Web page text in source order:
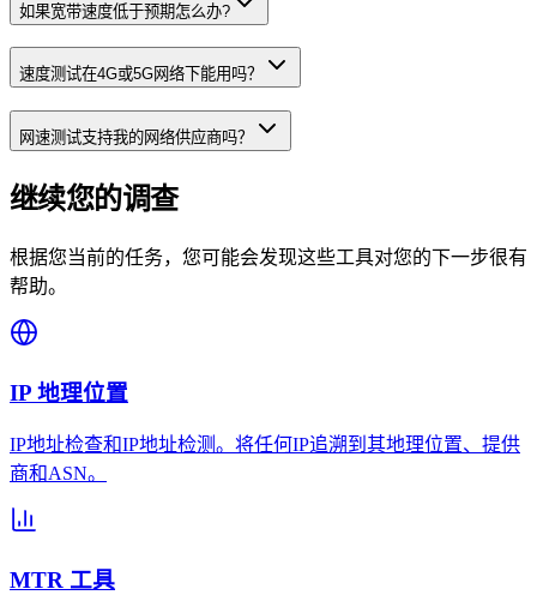
如果宽带速度低于预期怎么办?
速度测试在4G或5G网络下能用吗？
网速测试支持我的网络供应商吗？
继续您的调查
根据您当前的任务，您可能会发现这些工具对您的下一步很有
帮助。
IP 地理位置
IP地址检查和IP地址检测。将任何IP追溯到其地理位置、提供
商和ASN。
MTR 工具